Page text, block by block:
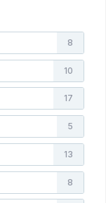
8
10
17
5
13
8